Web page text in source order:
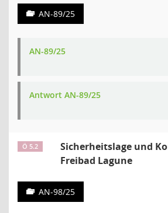
AN-89/25
AN-89/25
Antwort AN-89/25
Ö 5.2
Sicherheitslage und
Freibad Lagune
AN-98/25